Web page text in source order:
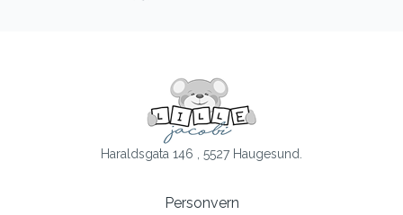
Haraldsgata 146 , 5527 Haugesund.
Personvern